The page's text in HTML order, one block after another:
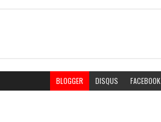
BLOGGER DISQUS FACEBOOK